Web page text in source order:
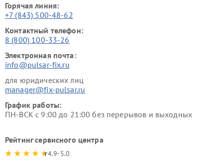
Горячая линия:
+7 (843) 500-48-62
Контактный телефон:
8 (800) 100-33-26
Электронная почта:
info@pulsar-fix.ru
для юридических лиц
manager@fix-pulsar.ru
График работы:
ПН-ВСК с 9:00 до 21:00 без перерывов и выходных
Рейтинг сервисного центра
4.9-5.0